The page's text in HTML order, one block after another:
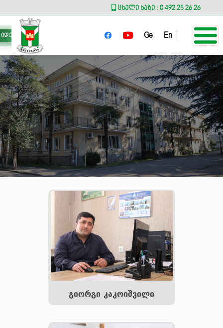
ცხელი ხაზი : 0 492 25 26 26
იდეა მერს Ge En
გიორგი კაკოიშვილი